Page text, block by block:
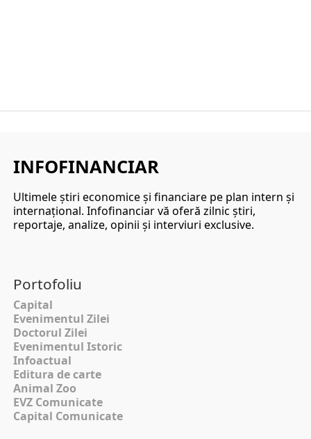
INFOFINANCIAR
Ultimele ştiri economice şi financiare pe plan intern şi
internaţional. Infofinanciar vă oferă zilnic ştiri,
reportaje, analize, opinii şi interviuri exclusive.
Portofoliu
Capital
Evenimentul Zilei
Doctorul Zilei
Evenimentul Istoric
Infoactual
Editura de carte
Animal Zoo
EVZ Comunicate
Capital Comunicate